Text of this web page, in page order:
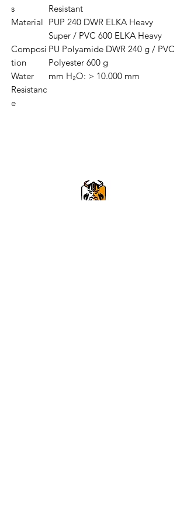
s
Resistant
Material PUP 240 DWR ELKA Heavy
Super / PVC 600 ELKA Heavy
Composi
tion
PU Polyamide DWR 240 g / PVC
Polyester 600 g
Water
Resistanc
e
mm H₂O: > 10.000 mm